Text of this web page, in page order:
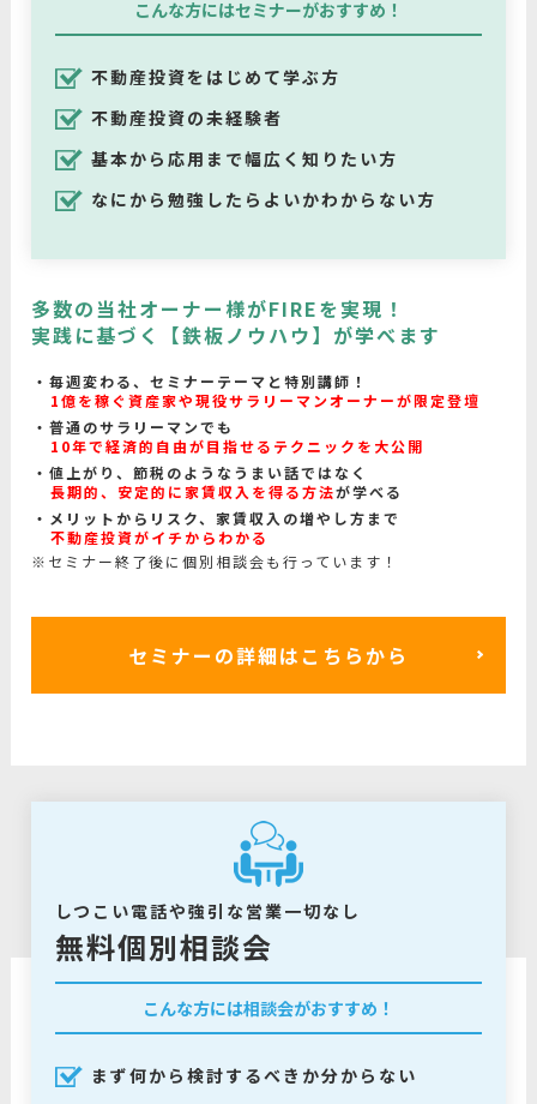
こんな方にはセミナーがおすすめ！
不動産投資をはじめて学ぶ方
不動産投資の未経験者
基本から応用まで幅広く知りたい方
なにから勉強したらよいかわからない方
多数の当社オーナー様がFIREを実現！
実践に基づく【鉄板ノウハウ】が学べます
毎週変わる、セミナーテーマと特別講師！
1億を稼ぐ資産家や現役サラリーマンオーナーが限定登壇
普通のサラリーマンでも
10年で経済的自由が目指せるテクニックを大公開
値上がり、節税のようなうまい話ではなく
長期的、安定的に家賃収入を得る方法が学べる
メリットからリスク、家賃収入の増やし方まで
不動産投資がイチからわかる
※セミナー終了後に個別相談会も行っています！
セミナーの詳細はこちらから
しつこい電話や強引な営業一切なし
無料個別相談会
こんな方には相談会がおすすめ！
まず何から検討するべきか分からない